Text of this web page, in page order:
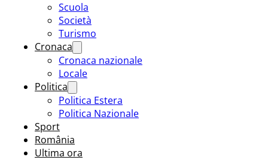
Scuola
Società
Turismo
Cronaca
Cronaca nazionale
Locale
Politica
Politica Estera
Politica Nazionale
Sport
România
Ultima ora